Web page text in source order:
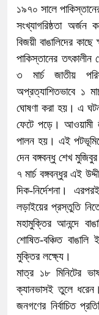
১৯৭০ সালে
সংখ্যাগরিষ্ঠতা অর্জন
বিজয়ী বাঙালিদের
পাকিস্তানের তৎকালীন
৩ মার্চ জাতীয়
অপ্রত্যাশিতভাবে ১
ঘোষণা করা হয়। এ
ফেটে পড়ে। আওয়ামী
পালন হয়। এই
দেন বঙ্গবন্ধু শেখ
৭ মার্চ বঙ্গবন্ধুর এই
দিক-নির্দেশনা।
লড়াইয়ের প্রস্তুতি
মহামুক্তির আনন্দে
শোষিত-বঞ্চিত বাঙালি
মুক্তির লক্ষ্যে।
মাত্র ১৮ মিনিটের
ক্যানভাসই তুলে
জনগণের নির্বাচিত